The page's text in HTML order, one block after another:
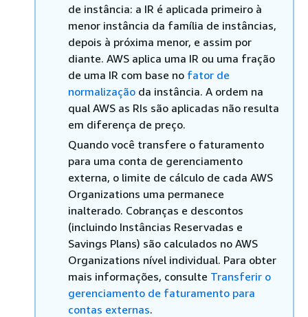
de instância: a IR é aplicada primeiro à
menor instância da família de instâncias,
depois à próxima menor, e assim por
diante. AWS aplica uma IR ou uma fração
de uma IR com base no fator de
normalização da instância. A ordem na
qual AWS as RIs são aplicadas não resulta
em diferença de preço.
Quando você transfere o faturamento
para uma conta de gerenciamento
externa, o limite de cálculo de cada AWS
Organizations uma permanece
inalterado. Cobranças e descontos
(incluindo Instâncias Reservadas e
Savings Plans) são calculados no AWS
Organizations nível individual. Para obter
mais informações, consulte Transferir o
gerenciamento de faturamento para
contas externas.